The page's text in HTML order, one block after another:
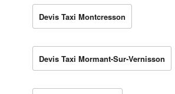
Devis Taxi Montcresson
Devis Taxi Mormant-Sur-Vernisson